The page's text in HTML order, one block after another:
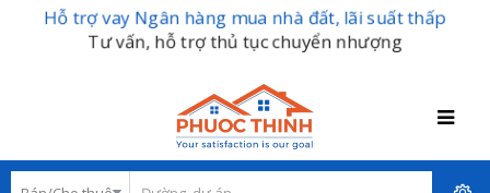
Hỗ trợ vay Ngân hàng mua nhà đất, lãi suất thấp
Tư vấn, hỗ trợ thủ tục chuyển nhượng